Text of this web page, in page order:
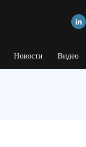
Новости Видео